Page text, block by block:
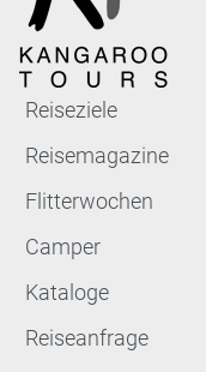
Reiseziele
Reisemagazine
Flitterwochen
Camper
Kataloge
Reiseanfrage